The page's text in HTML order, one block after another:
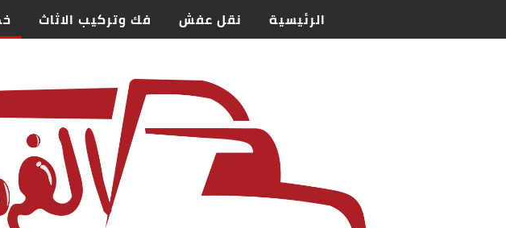
الرئيسية نقل عفش فك وتركيب الاثاث